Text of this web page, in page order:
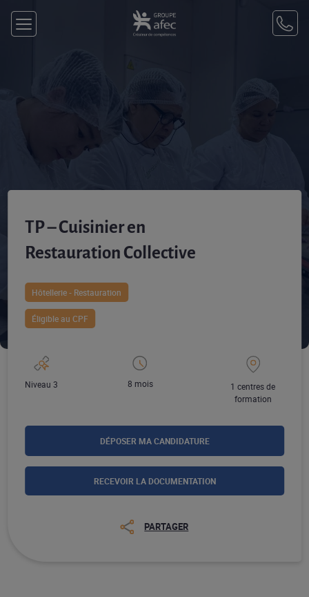
TP – Cuisinier en
Restauration Collective
Hôtellerie - Restauration
Éligible au CPF
Niveau 3 8 mois
1 centres de
formation
DÉPOSER MA CANDIDATURE
RECEVOIR LA DOCUMENTATION
PARTAGER